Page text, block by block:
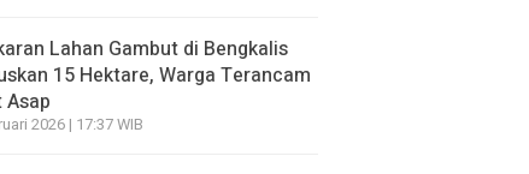
Lahan Gambut di Bengkalis
15 Hektare, Warga Terancam
Asap
2026 | 17:37 WIB